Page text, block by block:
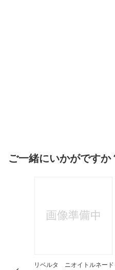
ご一緒にいかがです
リベルタ ニオイトルネー